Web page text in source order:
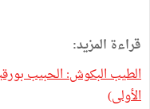
قراءة المزيد:
الطيب البكوش: الحبيب
الأولى)